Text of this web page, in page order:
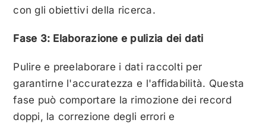
con gli obiettivi della ricerca.
Fase 3: Elaborazione e pulizia dei dati
Pulire e preelaborare i dati raccolti per
garantirne l'accuratezza e l'affidabilità. Questa
fase può comportare la rimozione dei record
doppi, la correzione degli errori e